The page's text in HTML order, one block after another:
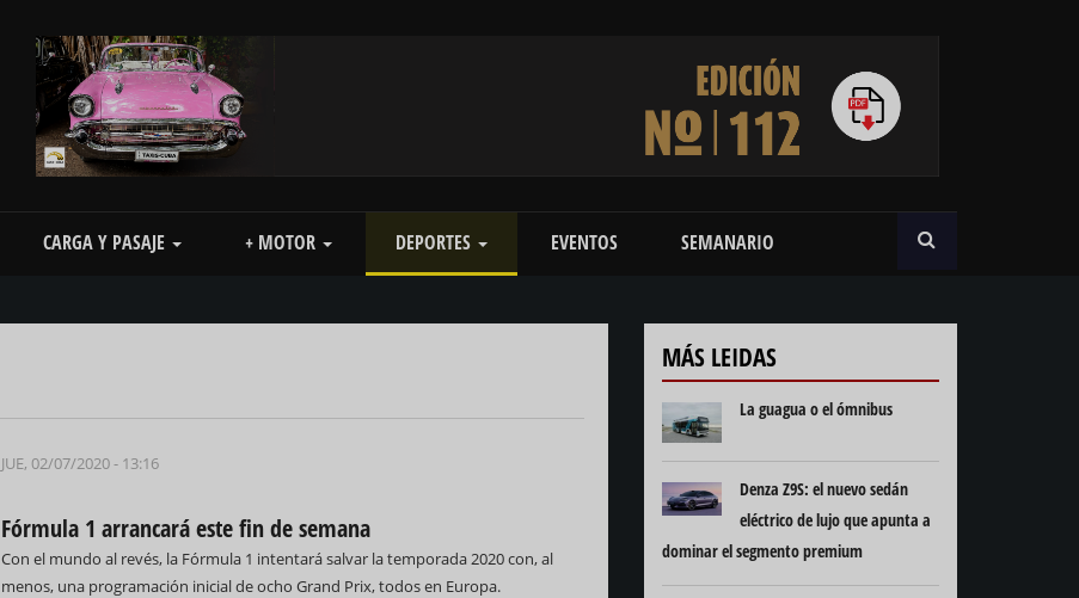
CARGA Y PASAJE + MOTOR DEPORTES EVENTOS SEMANARIO
JUE, 02/07/2020 - 13:16
Fórmula 1 arrancará este fin de semana
Con el mundo al revés, la Fórmula 1 intentará salvar la temporada 2020 con, al
menos, una programación inicial de ocho Grand Prix, todos en Europa.
MÁS LEIDAS
La guagua o el ómnibus
Denza Z9S: el nuevo sedán
eléctrico de lujo que apunta a
dominar el segmento premium